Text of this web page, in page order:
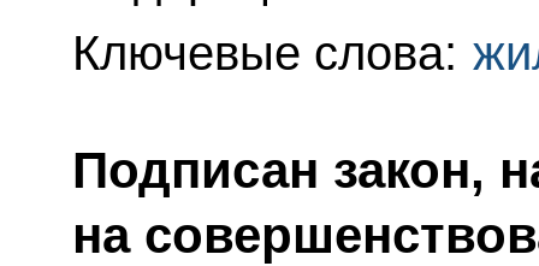
Ключевые слова:
Подписан закон,
на